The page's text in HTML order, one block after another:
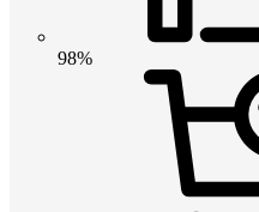
98%